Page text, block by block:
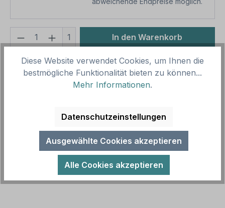
Produkt Anzahl: Gib den
1 In den Warenkorb
Produktnummer:SH12696.1
Vorlagenummer: SK-W-03
Sie einseitige Belastung. Kaufen Sie immer zwei
Kästen. Fun-Schilder sind S…Mehr
Diese Website verwendet Cookies, um Ihnen die
bestmögliche Funktionalität bieten zu können...
Mehr Informationen.
Datenschutzeinstellungen
Ausgewählte Cookies akzeptieren
Alle Cookies akzeptieren